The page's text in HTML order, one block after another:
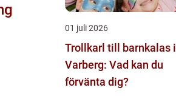
01 juli 2026
Trollkarl till barnkalas i
Varberg: Vad kan du
förvänta dig?